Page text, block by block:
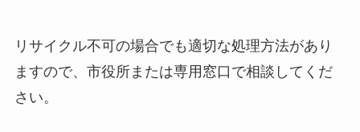
リサイクル不可の場合でも適切な処理方法があり
ますので、市役所または専用窓口で相談してくだ
さい。